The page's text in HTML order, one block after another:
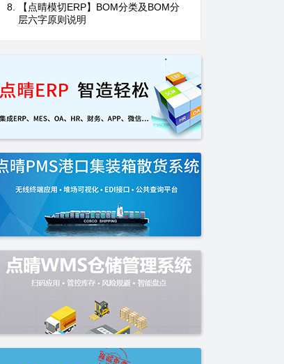
【点晴模切ERP】BOM分类及BOM分
层六字原则说明